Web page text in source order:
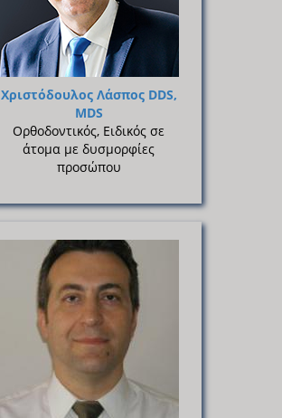
Χριστόδουλος Λάσπος DDS,
MDS
Ορθοδοντικός, Ειδικός σε
άτομα με δυσμορφίες
προσώπου